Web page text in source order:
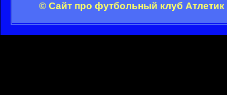
© Сайт про футбольный клуб